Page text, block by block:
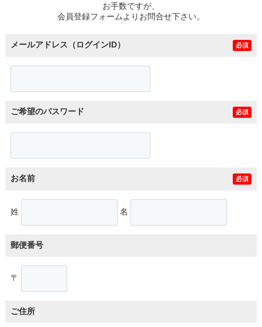
お手数ですが、
会員登録フォームよりお問合せ下さい。
メールアドレス（ログインID） 必須
ご希望のパスワード 必須
お名前 必須
姓 名
郵便番号
〒
ご住所